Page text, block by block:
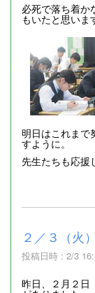
必死で落ち着か
もいたと思いま
明日はこれまで
すように。
先生たちも応援
２／３（火
投稿日時 : 2/3
昨日、２月２日